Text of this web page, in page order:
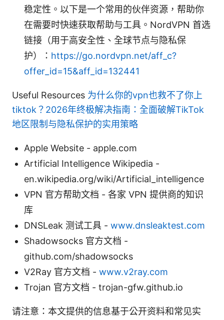
稳定性。以下是一个常用的伙伴资源，帮助你
在需要时快速获取帮助与工具。NordVPN 首选
链接（用于高安全性、全球节点与隐私保
护）： https://go.nordvpn.net/aff_c?
offer_id=15&aff_id=132441
Useful Resources 为什么你的vpn也救不了你上
tiktok？2026年终极解决指南：全面破解TikTok
地区限制与隐私保护的实用策略
Apple Website - apple.com
Artificial Intelligence Wikipedia -
en.wikipedia.org/wiki/Artificial_intelligence
VPN 官方帮助文档 - 各家 VPN 提供商的知识
库
DNSLeak 测试工具 - www.dnsleaktest.com
Shadowsocks 官方文档 -
github.com/shadowsocks
V2Ray 官方文档 - www.v2ray.com
Trojan 官方文档 - trojan-gfw.github.io
请注意：本文提供的信息基于公开资料和常见实